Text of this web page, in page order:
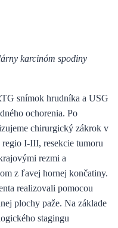
karcinóm spodiny
snímok hrudníka a USG
ochorenia. Po
chirurgický zákrok v
regio I-III, resekcie tumoru
rezmi a
z ľavej hornej končatiny.
realizovali pomocou
plochy paže. Na základe
stagingu